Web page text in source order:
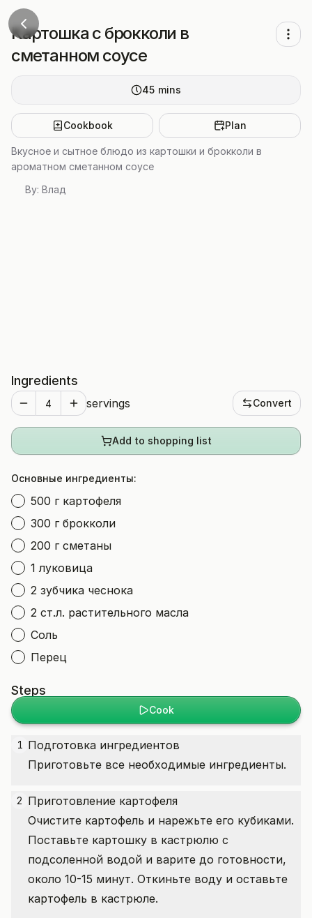
Картошка с брокколи в
сметанном соусе
45 mins
Cookbook Plan
Вкусное и сытное блюдо из картошки и брокколи в
ароматном сметанном соусе
By: Влад
Ingredients
servings Convert
Add to shopping list
Основные ингредиенты:
500 г картофеля
300 г брокколи
200 г сметаны
1 луковица
2 зубчика чеснока
2 ст.л. растительного масла
Соль
Перец
Steps
Cook
1 Подготовка ингредиентов
Приготовьте все необходимые ингредиенты.
2 Приготовление картофеля
Очистите картофель и нарежьте его кубиками.
Поставьте картошку в кастрюлю с
подсоленной водой и варите до готовности,
около 10-15 минут. Откиньте воду и оставьте
картофель в кастрюле.